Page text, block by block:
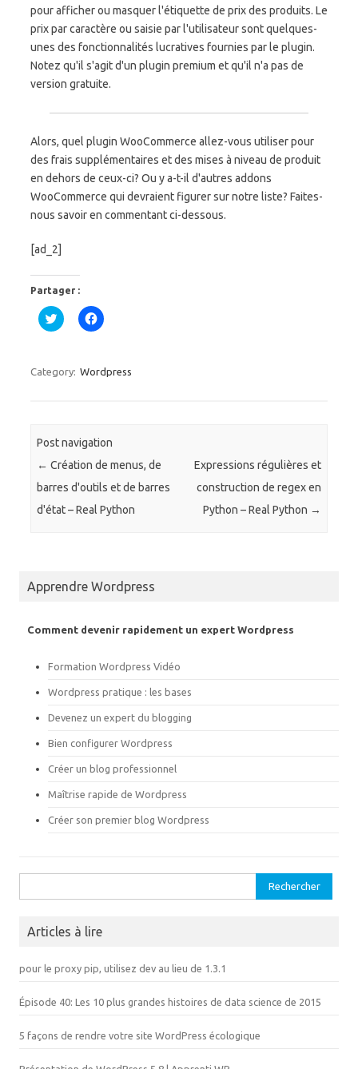
pour afficher ou masquer l'étiquette de prix des produits. Le
prix par caractère ou saisie par l'utilisateur sont quelques-
unes des fonctionnalités lucratives fournies par le plugin.
Notez qu'il s'agit d'un plugin premium et qu'il n'a pas de
version gratuite.
Alors, quel plugin WooCommerce allez-vous utiliser pour
des frais supplémentaires et des mises à niveau de produit
en dehors de ceux-ci? Ou y a-t-il d'autres addons
WooCommerce qui devraient figurer sur notre liste? Faites-
nous savoir en commentant ci-dessous.
[ad_2]
Partager :
C
l
e
z
a
r
t
a
g
e
r
s
t
o
u
e
a
n
u
e
o
u
e
l
e
t
e
C
l
e
z
a
r
t
a
g
e
r
s
b
(
o
r
d
a
s
n
o
v
e
l
l
ê
r
Category: Wordpress
Post navigation
← Création de menus, de
barres d'outils et de barres
d'état – Real Python
Expressions régulières et
construction de regex en
Python – Real Python →
Apprendre Wordpress
Comment devenir rapidement un expert Wordpress
Formation Wordpress Vidéo
Wordpress pratique : les bases
Devenez un expert du blogging
Bien configurer Wordpress
Créer un blog professionnel
Maîtrise rapide de Wordpress
Créer son premier blog Wordpress
Articles à lire
pour le proxy pip, utilisez dev au lieu de 1.3.1
Épisode 40: Les 10 plus grandes histoires de data science de 2015
5 façons de rendre votre site WordPress écologique